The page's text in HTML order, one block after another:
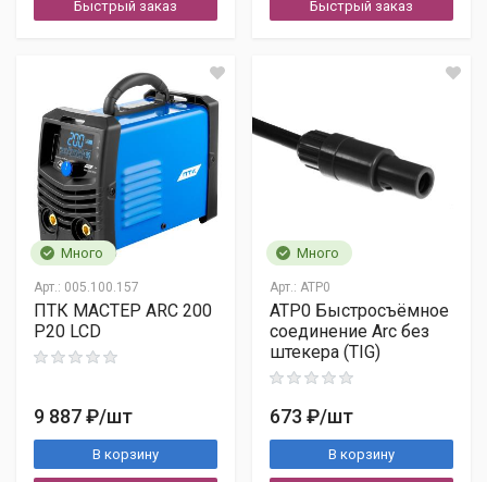
Быстрый заказ Быстрый заказ
Много
Арт.: 005.100.157
ПТК МАСТЕР ARC 200
P20 LCD
9 887 ₽/шт
В корзину
Много
Арт.: ATP0
ATP0 Быстросъёмное
соединение Arc без
штекера (TIG)
673 ₽/шт
В корзину